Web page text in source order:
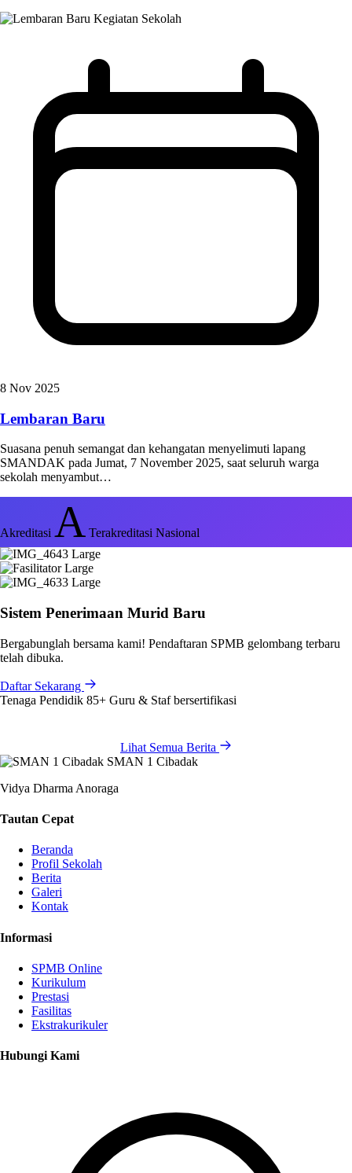
Kegiatan Sekolah
8 Nov 2025
Lembaran Baru
Suasana penuh semangat dan kehangatan menyelimuti lapang
SMANDAK pada Jumat, 7 November 2025, saat seluruh warga
sekolah menyambut…
Akreditasi A Terakreditasi Nasional
Sistem Penerimaan Murid Baru
Bergabunglah bersama kami! Pendaftaran SPMB gelombang terbaru
telah dibuka.
Daftar Sekarang
Tenaga Pendidik 85+ Guru & Staf bersertifikasi
Lihat Semua Berita
SMAN 1 Cibadak
Vidya Dharma Anoraga
Tautan Cepat
Beranda
Profil Sekolah
Berita
Galeri
Kontak
Informasi
SPMB Online
Kurikulum
Prestasi
Fasilitas
Ekstrakurikuler
Hubungi Kami